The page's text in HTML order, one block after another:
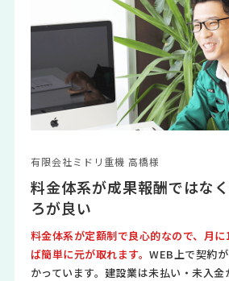
有限会社ミドリ重機 高橋様
料金体系が成果報酬ではな
ろが良い
料金体系が定額制で良心的なので、月
ば簡単に元が取れます。WEB上で契約
かっています。建設業は未払い・未入